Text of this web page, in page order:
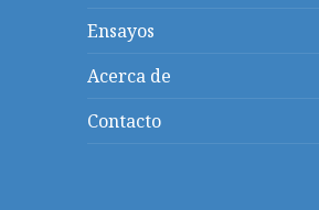
Ensayos
Acerca de
Contacto